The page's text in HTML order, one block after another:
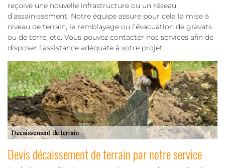
reçoive une nouvelle infrastructure ou un réseau
d’assainissement. Notre équipe assure pour cela la mise à
niveau de terrain, le remblayage ou l’évacuation de gravats
ou de terre, etc. Vous pouvez contacter nos services afin de
disposer l’assistance adéquate à votre projet.
Devis décaissement de terrain par notre service